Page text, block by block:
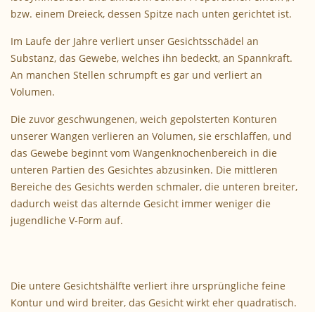
bzw. einem Dreieck, dessen Spitze nach unten gerichtet ist.
Im Laufe der Jahre verliert unser Gesichtsschädel an
Substanz, das Gewebe, welches ihn bedeckt, an Spannkraft.
An manchen Stellen schrumpft es gar und verliert an
Volumen.
Die zuvor geschwungenen, weich gepolsterten Konturen
unserer Wangen verlieren an Volumen, sie erschlaffen, und
das Gewebe beginnt vom Wangenknochenbereich in die
unteren Partien des Gesichtes abzusinken. Die mittleren
Bereiche des Gesichts werden schmaler, die unteren breiter,
dadurch weist das alternde Gesicht immer weniger die
jugendliche V-Form auf.
Die untere Gesichtshälfte verliert ihre ursprüngliche feine
Kontur und wird breiter, das Gesicht wirkt eher quadratisch.